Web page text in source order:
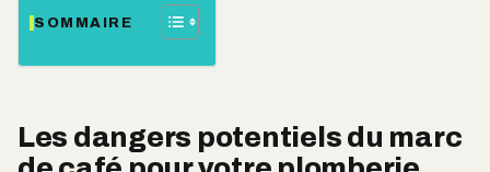
SOMMAIRE
Les dangers potentiels du marc